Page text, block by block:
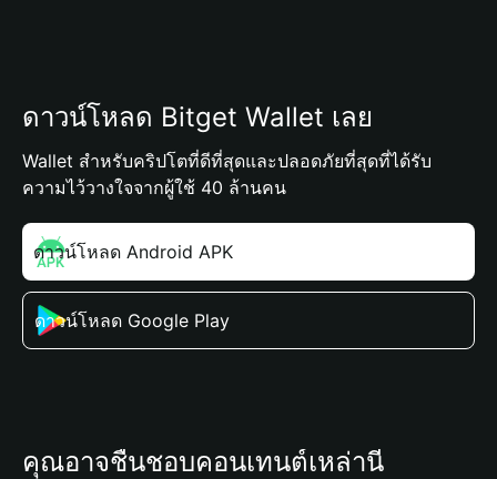
ดาวน์โหลด Bitget Wallet เลย
Wallet สำหรับคริปโตที่ดีที่สุดและปลอดภัยที่สุดที่ได้รับ
ความไว้วางใจจากผู้ใช้ 40 ล้านคน
ดาวน์โหลด Android APK
ดาวน์โหลด Google Play
คุณอาจชื่นชอบคอนเทนต์เหล่านี้